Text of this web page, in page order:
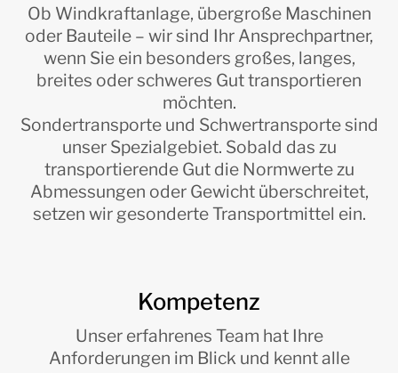
Ob Windkraftanlage, übergroße Maschinen
oder Bauteile – wir sind Ihr Ansprechpartner,
wenn Sie ein besonders großes, langes,
breites oder schweres Gut transportieren
möchten.
Sondertransporte und Schwertransporte sind
unser Spezialgebiet. Sobald das zu
transportierende Gut die Normwerte zu
Abmessungen oder Gewicht überschreitet,
setzen wir gesonderte Transportmittel ein.
Kompetenz
Unser erfahrenes Team hat Ihre
Anforderungen im Blick und kennt alle